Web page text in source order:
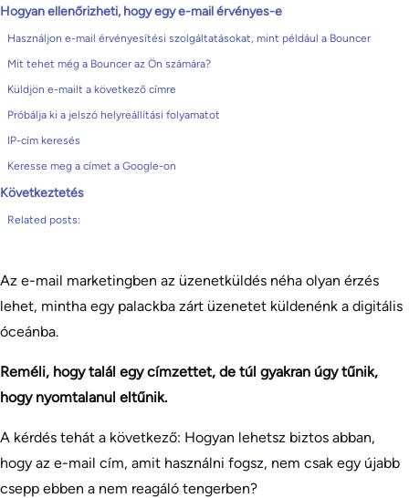
Hogyan ellenőrizheti, hogy egy e-mail érvényes-e
Használjon e-mail érvényesítési szolgáltatásokat, mint például a Bouncer
Mit tehet még a Bouncer az Ön számára?
Küldjön e-mailt a következő címre
Próbálja ki a jelszó helyreállítási folyamatot
IP-cím keresés
Keresse meg a címet a Google-on
Következtetés
Related posts:
Az e-mail marketingben az üzenetküldés néha olyan érzés
lehet, mintha egy palackba zárt üzenetet küldenénk a digitális
óceánba.
Reméli, hogy talál egy címzettet, de túl gyakran úgy tűnik,
hogy nyomtalanul eltűnik.
A kérdés tehát a következő: Hogyan lehetsz biztos abban,
hogy az e-mail cím, amit használni fogsz, nem csak egy újabb
csepp ebben a nem reagáló tengerben?